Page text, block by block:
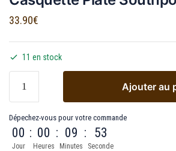
33.90€
11 en stock
Ajouter au
Dépechez-vous pour votre commande
00
Jour
: 00
Heures
: 09
Minutes
: 52
Seconde